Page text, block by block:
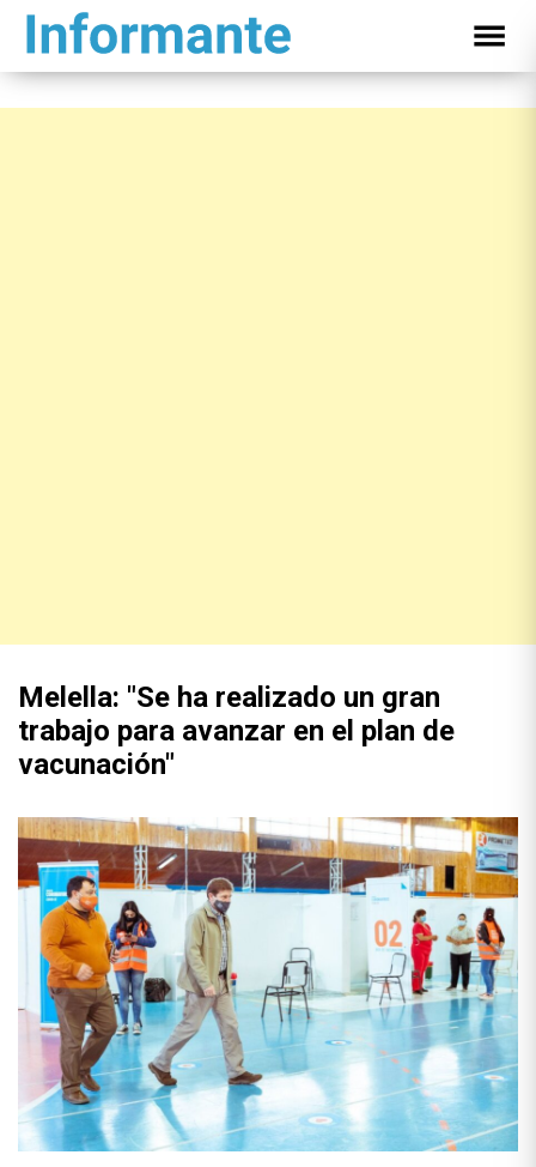
Melella: "Se ha realizado un gran
trabajo para avanzar en el plan de
vacunación"